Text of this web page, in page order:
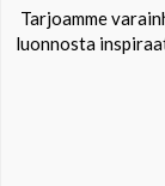
Tarjoamme
luonnosta